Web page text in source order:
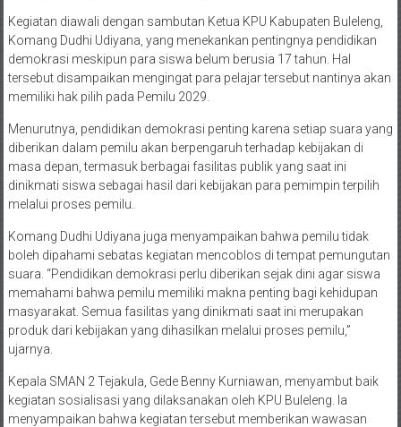
Kegiatan diawali dengan sambutan Ketua KPU Kabupaten Buleleng,
Komang Dudhi Udiyana, yang menekankan pentingnya pendidikan
demokrasi meskipun para siswa belum berusia 17 tahun. Hal
tersebut disampaikan mengingat para pelajar tersebut nantinya akan
memiliki hak pilih pada Pemilu 2029.
Menurutnya, pendidikan demokrasi penting karena setiap suara yang
diberikan dalam pemilu akan berpengaruh terhadap kebijakan di
masa depan, termasuk berbagai fasilitas publik yang saat ini
dinikmati siswa sebagai hasil dari kebijakan para pemimpin terpilih
melalui proses pemilu.
Komang Dudhi Udiyana juga menyampaikan bahwa pemilu tidak
boleh dipahami sebatas kegiatan mencoblos di tempat pemungutan
suara. “Pendidikan demokrasi perlu diberikan sejak dini agar siswa
memahami bahwa pemilu memiliki makna penting bagi kehidupan
masyarakat. Semua fasilitas yang dinikmati saat ini merupakan
produk dari kebijakan yang dihasilkan melalui proses pemilu,”
ujarnya.
Kepala SMAN 2 Tejakula, Gede Benny Kurniawan, menyambut baik
kegiatan sosialisasi yang dilaksanakan oleh KPU Buleleng. Ia
menyampaikan bahwa kegiatan tersebut memberikan wawasan